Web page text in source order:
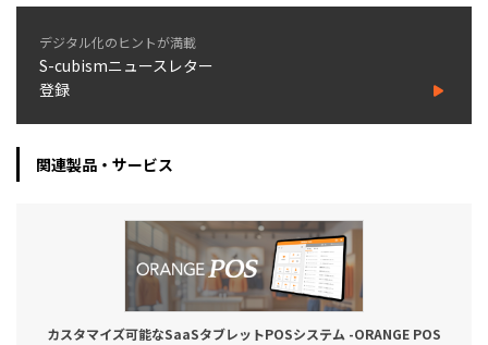
デジタル化のヒントが満載
S-cubismニュースレター
登録
関連製品・サービス
カスタマイズ可能なSaaSタブレットPOSシステム -ORANGE POS